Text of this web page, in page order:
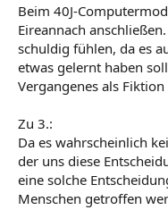
Beim 40J-
Eireannach
schuldig fühlen, da es
etwas gelernt haben
Vergangenes als
Zu 3.:
Da es wahrscheinlich
der uns diese
eine solche
Menschen getroffen